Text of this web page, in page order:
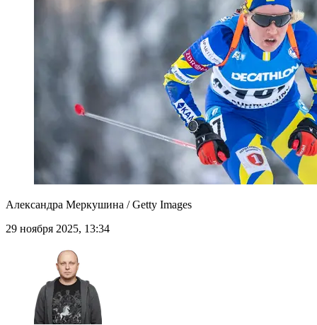
Александра Меркушина / Getty Images
29 ноября 2025, 13:34